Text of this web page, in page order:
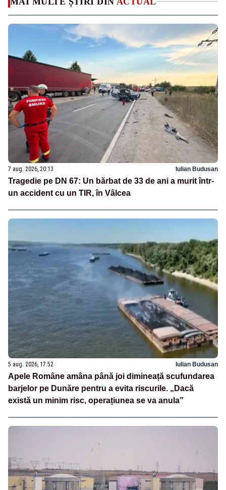
7 aug. 2026, 20:13 Iulian Budusan
Tragedie pe DN 67: Un bărbat de 33 de ani a murit într-
un accident cu un TIR, în Vâlcea
5 aug. 2026, 17:52 Iulian Budusan
Apele Române amâna până joi dimineață scufundarea
barjelor pe Dunăre pentru a evita riscurile. „Dacă
există un minim risc, operațiunea se va anula”